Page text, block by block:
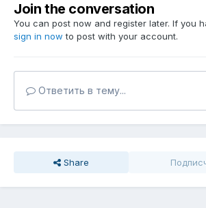
Join the conversation
You can post now and register later. If you
sign in now to post with your account.
Ответить в тему...
Share